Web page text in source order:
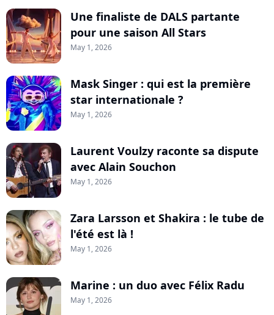
Une finaliste de DALS partante
pour une saison All Stars
May 1, 2026
Mask Singer : qui est la première
star internationale ?
May 1, 2026
Laurent Voulzy raconte sa dispute
avec Alain Souchon
May 1, 2026
Zara Larsson et Shakira : le tube de
l'été est là !
May 1, 2026
Marine : un duo avec Félix Radu
May 1, 2026